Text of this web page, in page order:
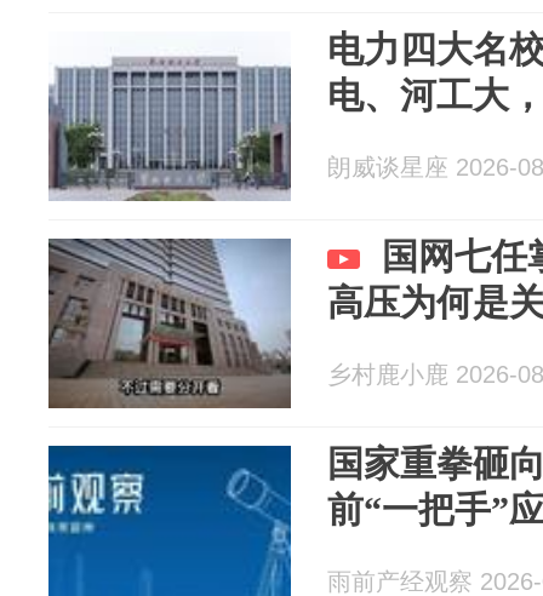
电力四大名
电、河工大
朗威谈星座 2026-
国网七任
高压为何是
乡村鹿小鹿 2026-
国家重拳砸
前“一把手”
雨前产经观察